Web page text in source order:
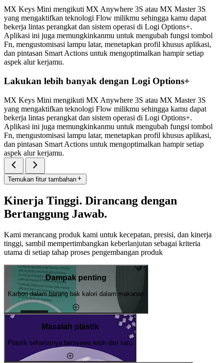
MX Keys Mini mengikuti MX Anywhere 3S atau MX Master 3S
yang mengaktifkan teknologi Flow milikmu sehingga kamu dapat
bekerja lintas perangkat dan sistem operasi di Logi Options+.
Aplikasi ini juga memungkinkanmu untuk mengubah fungsi tombol
Fn, mengustomisasi lampu latar, menetapkan profil khusus aplikasi,
dan pintasan Smart Actions untuk mengoptimalkan hampir setiap
aspek alur kerjamu.
Lakukan lebih banyak dengan Logi Options+
MX Keys Mini mengikuti MX Anywhere 3S atau MX Master 3S
yang mengaktifkan teknologi Flow milikmu sehingga kamu dapat
bekerja lintas perangkat dan sistem operasi di Logi Options+.
Aplikasi ini juga memungkinkanmu untuk mengubah fungsi tombol
Fn, mengustomisasi lampu latar, menetapkan profil khusus aplikasi,
dan pintasan Smart Actions untuk mengoptimalkan hampir setiap
aspek alur kerjamu.
Temukan fitur tambahan
Kinerja Tinggi. Dirancang dengan
Bertanggung Jawab.
Kami merancang produk kami untuk kecepatan, presisi, dan kinerja
tinggi, sambil mempertimbangkan keberlanjutan sebagai kriteria
utama di setiap tahap proses pengembangan produk
Dampak penting
Karbon dalam barang bak kalori dalam makanan
Masalah plastik
Plastik seharusnya bernyawa lebih dari satu